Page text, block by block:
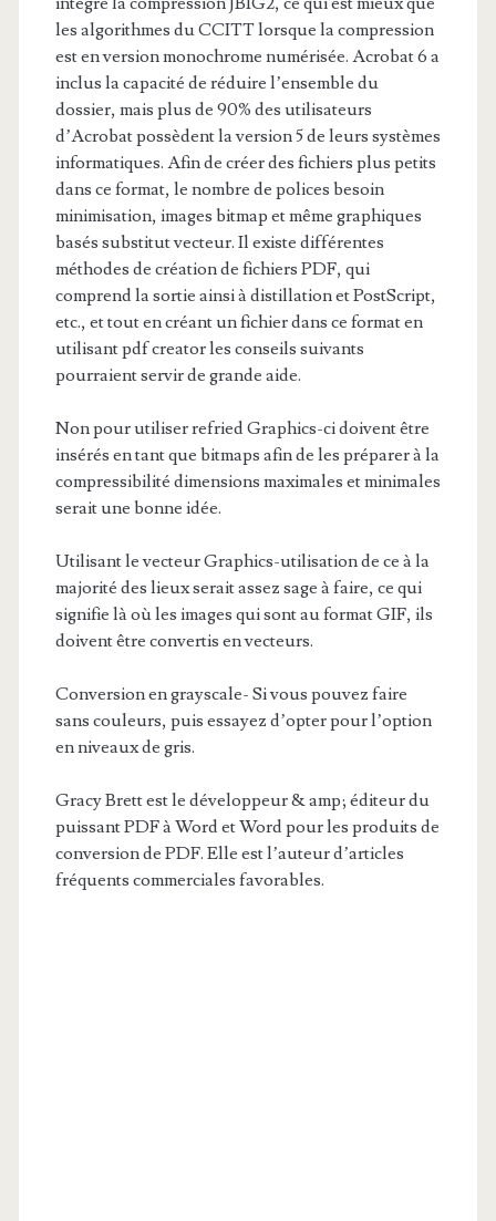
les algorithmes du CCITT lorsque la compression
est en version monochrome numérisée. Acrobat 6 a
inclus la capacité de réduire l’ensemble du
dossier, mais plus de 90% des utilisateurs
d’Acrobat possèdent la version 5 de leurs systèmes
informatiques. Afin de créer des fichiers plus petits
dans ce format, le nombre de polices besoin
minimisation, images bitmap et même graphiques
basés substitut vecteur. Il existe différentes
méthodes de création de fichiers PDF, qui
comprend la sortie ainsi à distillation et PostScript,
etc., et tout en créant un fichier dans ce format en
utilisant pdf creator les conseils suivants
pourraient servir de grande aide.
Non pour utiliser refried Graphics-ci doivent être
insérés en tant que bitmaps afin de les préparer à la
compressibilité dimensions maximales et minimales
serait une bonne idée.
Utilisant le vecteur Graphics-utilisation de ce à la
majorité des lieux serait assez sage à faire, ce qui
signifie là où les images qui sont au format GIF, ils
doivent être convertis en vecteurs.
Conversion en grayscale- Si vous pouvez faire
sans couleurs, puis essayez d’opter pour l’option
en niveaux de gris.
Gracy Brett est le développeur & amp; éditeur du
puissant PDF à Word et Word pour les produits de
conversion de PDF. Elle est l’auteur d’articles
fréquents commerciales favorables.